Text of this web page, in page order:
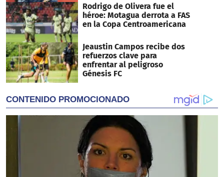
Rodrigo de Olivera fue el
héroe: Motagua derrota a FAS
en la Copa Centroamericana
Jeaustin Campos recibe dos
refuerzos clave para
enfrentar al peligroso
Génesis FC